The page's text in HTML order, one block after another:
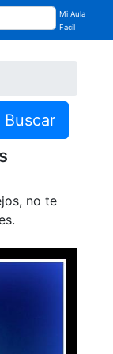
Mi Aula
Facil
Buscar
no te